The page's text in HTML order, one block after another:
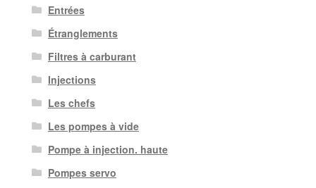
Entrées
Étranglements
Filtres à carburant
Injections
Les chefs
Les pompes à vide
Pompe à injection. haute
Pompes servo